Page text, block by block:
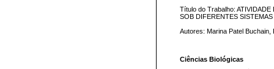
Título do Trabalho:
SOB DIFERENTES
Autores: Marina Patel Buchain,
Ciências Biológicas